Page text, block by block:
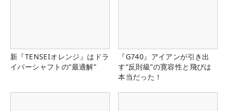
新『TENSEIオレンジ』はドラ
イバーシャフトの“最適解”
『G740』アイアンが引き出
す“反則級”の寛容性と飛びは
本当だった！